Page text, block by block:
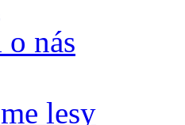
nás
lesy